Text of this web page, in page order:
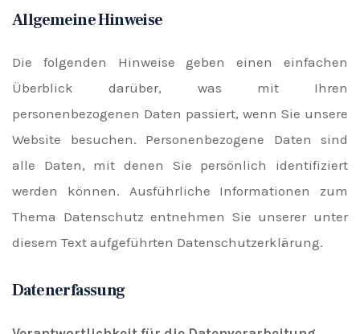
Allgemeine Hinweise
Die folgenden Hinweise geben einen einfachen
Überblick darüber, was mit Ihren
personenbezogenen Daten passiert, wenn Sie unsere
Website besuchen. Personenbezogene Daten sind
alle Daten, mit denen Sie persönlich identifiziert
werden können. Ausführliche Informationen zum
Thema Datenschutz entnehmen Sie unserer unter
diesem Text aufgeführten Datenschutzerklärung.
Datenerfassung